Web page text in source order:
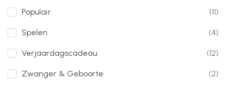
Populair (11)
Spelen (4)
Verjaardagscadeau (12)
Zwanger & Geboorte (2)